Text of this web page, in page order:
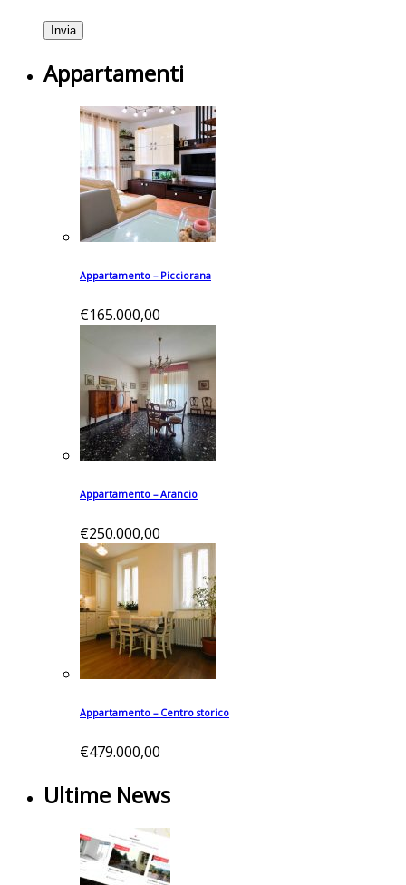
Appartamenti
Appartamento – Picciorana
€165.000,00
Appartamento – Arancio
€250.000,00
Appartamento – Centro storico
€479.000,00
Ultime News